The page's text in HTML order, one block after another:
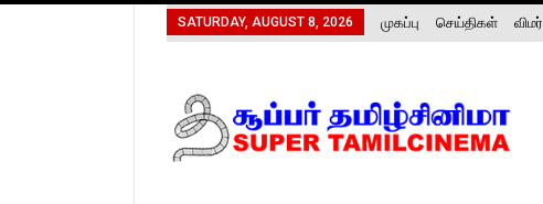
SATURDAY, AUGUST 8, 2026 முகப்பு செய்திகள்